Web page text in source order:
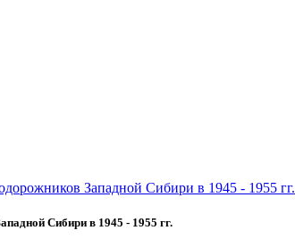
Западной Сибири в 1945 - 1955 гг.
Сибири в 1945 - 1955 гг.